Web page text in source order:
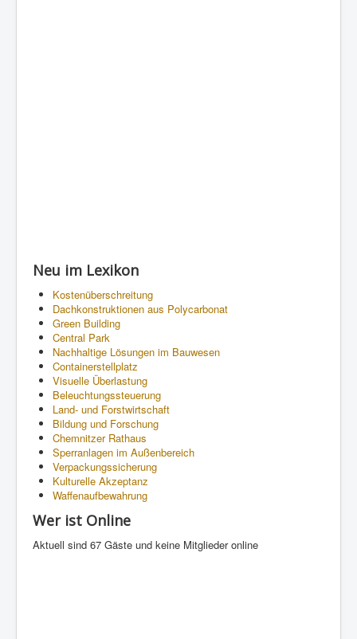
Neu im Lexikon
Kostenüberschreitung
Dachkonstruktionen aus Polycarbonat
Green Building
Central Park
Nachhaltige Lösungen im Bauwesen
Containerstellplatz
Visuelle Überlastung
Beleuchtungssteuerung
Land- und Forstwirtschaft
Bildung und Forschung
Chemnitzer Rathaus
Sperranlagen im Außenbereich
Verpackungssicherung
Kulturelle Akzeptanz
Waffenaufbewahrung
Wer ist Online
Aktuell sind 67 Gäste und keine Mitglieder online